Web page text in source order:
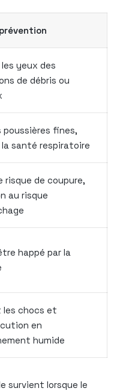
yeux des
de débris ou
poussières fines,
santé respiratoire
risque de coupure,
au risque
happé par la
les chocs et
en
humide
survient lorsque le